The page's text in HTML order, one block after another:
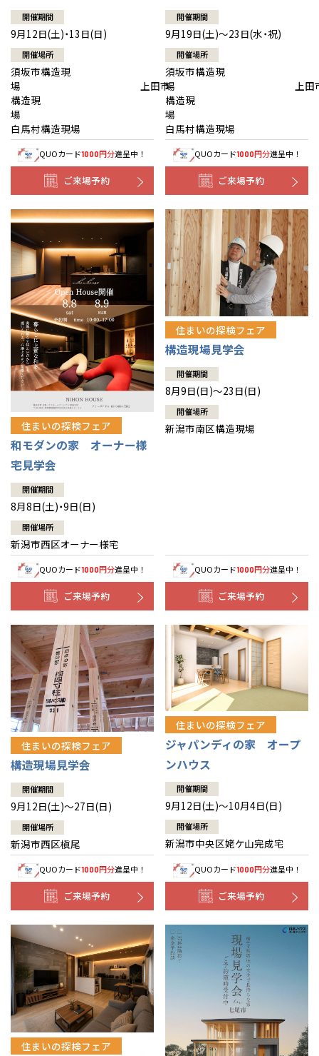
開催期間
9月12日(土)・13日(日)
開催場所
須坂市構造現
場 上田市
構造現
場
白馬村構造現場
QUOカード1000円分進呈中！
ご来場予約
開催期間
9月19日(土)～23日(水・祝)
開催場所
須坂市構造現
場 上田
構造現
白馬村構造現場
QUOカード1000円分進呈中！
ご来場予約
住まいの探検フェア
和モダンの家 オーナー様
宅見学会
開催期間
8月8日(土)・9日(日)
開催場所
新潟市西区オーナー様宅
QUOカード1000円分進呈中！
ご来場予約
住まいの探検フェア
構造現場見学会
開催期間
8月9日(日)～23日(日)
開催場所
新潟市南区構造現場
QUOカード1000円分進呈中！
ご来場予約
住まいの探検フェア
構造現場見学会
開催期間
9月12日(土)～27日(日)
開催場所
新潟市西区槇尾
QUOカード1000円分進呈中！
ご来場予約
住まいの探検フェア
ジャパンディの家 オープ
ンハウス
開催期間
9月12日(土)～10月4日(日)
開催場所
新潟市中央区姥ケ山完成宅
QUOカード1000円分進呈中！
ご来場予約
住まいの探検フェア